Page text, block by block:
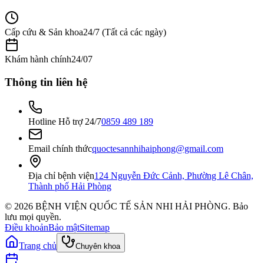
Cấp cứu & Sản khoa24/7 (Tất cả các ngày)
Khám hành chính24/07
Thông tin liên hệ
Hotline Hỗ trợ 24/70859 489 189
Email chính thứcquoctesannhihaiphong@gmail.com
Địa chỉ bệnh viện124 Nguyễn Đức Cảnh, Phường Lê Chân,
Thành phố Hải Phòng
© 2026 BỆNH VIỆN QUỐC TẾ SẢN NHI HẢI PHÒNG. Bảo
lưu mọi quyền.
Điều khoảnBảo mậtSitemap
Trang chủ
Chuyên khoa